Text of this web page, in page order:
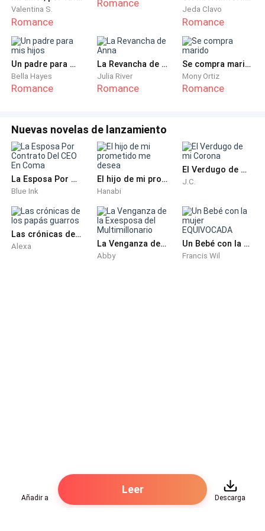
entonces, no volvió a saber nada de él, ni qué fue de
su vida.
Las visitas a la abuela materna de Jerónimo, Sarah,
revelaron que ella le contaba que su nieto había
sufrido mucho por ella, que no quería volver a verla y
relación. Sarah, quien amaba a Lucy como a la nieta
que nunca tuvo, conocía su enfermedad y apoyó su
decisión de alejar a Jerónimo, aunque no estaba de
acuerdo. La muerte de Sarah fue un golpe devastador
para Lucy; una parte de su alma se fue con ella.
❤️❤️❤️
Valentina S.
Romance
Romance
Jeda Clavo
Romance
Un padre para mis hijos
Bella Hayes
Romance
La Revancha de Anna
Julia River
Romance
Se compra marido
Mony Ortiz
Romance
Nuevas novelas de lanzamiento
La Esposa Por Contrato Del CEO En Coma
Blue Ink
El hijo de mi prometido me desea
Hanabi
El Verdugo de mi Corona
J.C.
Las crónicas de los papás guarros
Alexa La Venganza de la Exesposa del Multimillonario
Abby
Un Bebé con la mujer EQUIVOCADA
Francis Wil
Añadir a
Leer
Descarga